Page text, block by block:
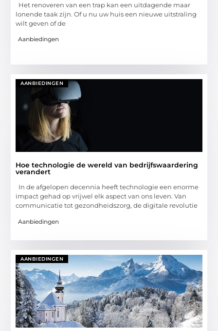
Het renoveren van een trap kan een uitdagende maar
lonende taak zijn. Of u nu uw huis een nieuwe uitstraling
wilt geven of de
Aanbiedingen
AANBIEDINGEN
Hoe technologie de wereld van bedrijfswaardering
verandert
In de afgelopen decennia heeft technologie een enorme
impact gehad op vrijwel elk aspect van ons leven. Van
communicatie tot gezondheidszorg, de digitale revolutie
Aanbiedingen
AANBIEDINGEN